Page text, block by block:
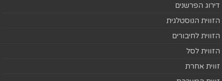
דירוג הפרשנים
הזווית הנוסטלגית
הזווית לחיבורים
הזווית לסל
זווית אחרת